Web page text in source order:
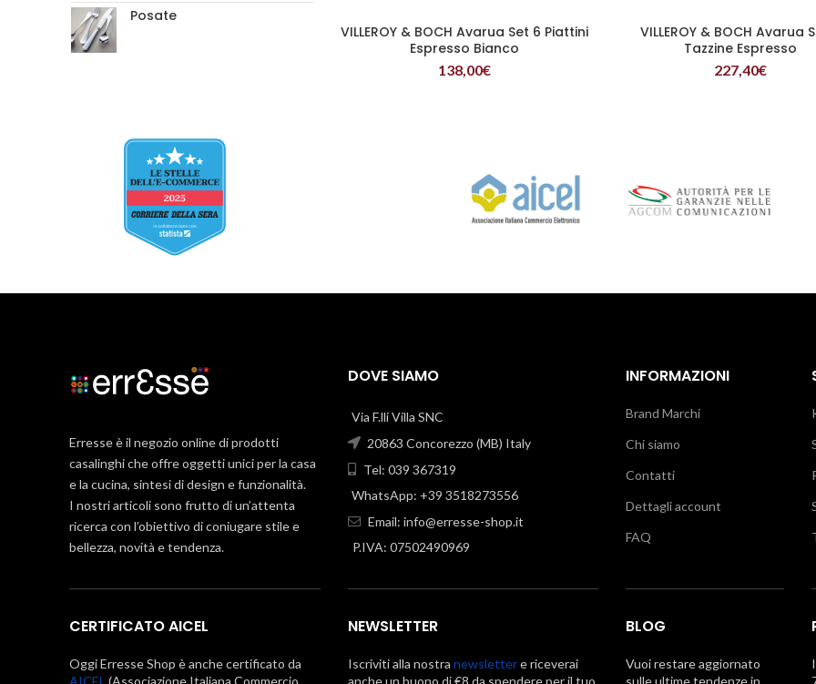
Posate
LEGGI TUTTO
VILLEROY & BOCH Avarua Set 6 Piattini
Espresso Bianco
138,00€
LEGGI TUTTO
VILLEROY & BOCH Avarua
Tazzine Espresso
227,40€
Erresse è il negozio online di prodotti
casalinghi che offre oggetti unici per la casa
e la cucina, sintesi di design e funzionalità.
I nostri articoli sono frutto di un’attenta
ricerca con l’obiettivo di coniugare stile e
bellezza, novità e tendenza.
CERTIFICATO AICEL
Oggi Erresse Shop è anche certificato da
DOVE SIAMO
Via F.lli Villa SNC
20863 Concorezzo (MB) Italy
Tel: 039 367319
WhatsApp: +39 3518273556
Email: info@erresse-shop.it
P.IVA: 07502490969
NEWSLETTER
Iscriviti alla nostra newslettere riceverai
INFORMAZIONI
Brand Marchi
Chi siamo
Contatti
Dettagli account
FAQ
BLOG
Vuoi restare aggiornato